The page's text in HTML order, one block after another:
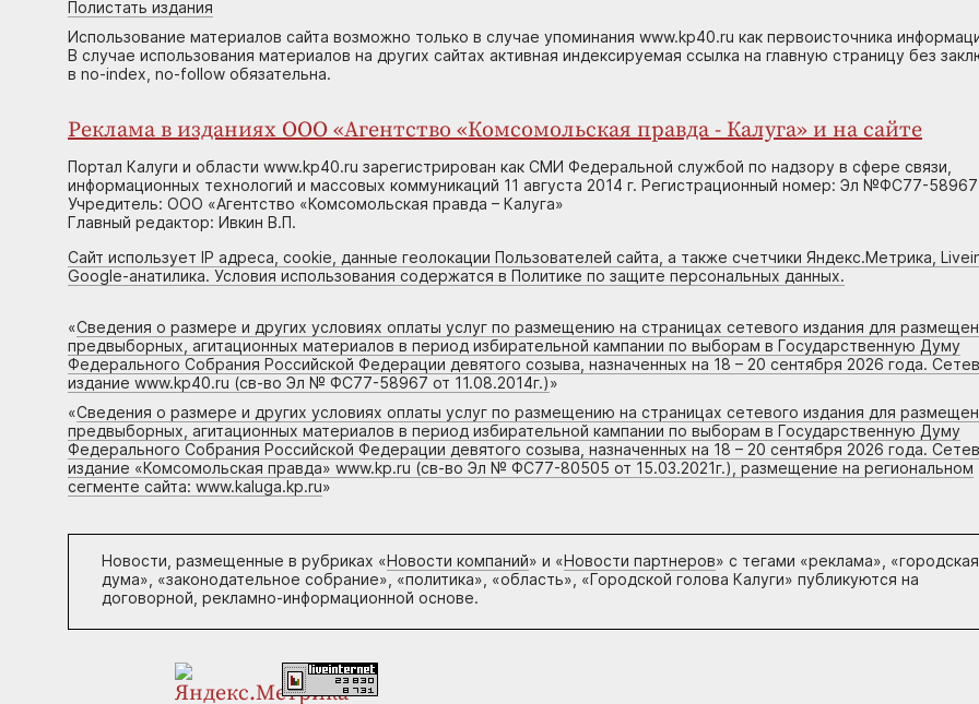
Полистать издания
Использование материалов сайта возможно только в случае упоминания www.kp40.ru как первоисточника
В случае использования материалов на других сайтах активная индексируемая ссылка на главную страницу без
в no-index, no-follow обязательна.
Реклама в изданиях ООО «Агентство «Комсомольская правда - Калуга» и на сайте
Портал Калуги и области www.kp40.ru зарегистрирован как СМИ Федеральной службой по надзору в сфере связи,
информационных технологий и массовых коммуникаций 11 августа 2014 г. Регистрационный номер: Эл №ФС77-58967
Учредитель: ООО «Агентство «Комсомольская правда – Калуга»
Главный редактор: Ивкин В.П.
Сайт использует IP адреса, cookie, данные геолокации Пользователей сайта, а также счетчики Яндекс.Метрика,
Google-анатилика. Условия использования содержатся в Политике по защите персональных данных.
«Сведения о размере и других условиях оплаты услуг по размещению на страницах сетевого издания для
предвыборных, агитационных материалов в период избирательной кампании по выборам в Государственную Думу
Федерального Собрания Российской Федерации девятого созыва, назначенных на 18 – 20 сентября 2026 года.
издание www.kp40.ru (св-во Эл № ФС77-58967 от 11.08.2014г.)»
«Сведения о размере и других условиях оплаты услуг по размещению на страницах сетевого издания для
предвыборных, агитационных материалов в период избирательной кампании по выборам в Государственную Думу
Федерального Собрания Российской Федерации девятого созыва, назначенных на 18 – 20 сентября 2026 года.
издание «Комсомольская правда» www.kp.ru (св-во Эл № ФС77-80505 от 15.03.2021г.), размещение на региональном
сегменте сайта: www.kaluga.kp.ru»
Новости, размещенные в рубриках «Новости компаний» и «Новости партнеров» с тегами «реклама», «городская
дума», «законодательное собрание», «политика», «область», «Городской голова Калуги» публикуются на
договорной, рекламно-информационной основе.